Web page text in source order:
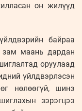
он жилүүд
байраа
зам маань дардан
оруулаад
үйлдвэрлэсэн
нөлөөгүй, шинэ
зэрэгцээ